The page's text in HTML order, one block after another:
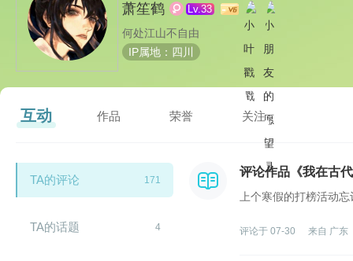
萧笙鹤 Lv.33
何处江山不自由
IP属地：四川
互动 作品 荣誉 关注
TA的评论 171
TA的话题 4
评论作品《我在古
上个寒假的打榜活动
评论于 07-30 来自 广东